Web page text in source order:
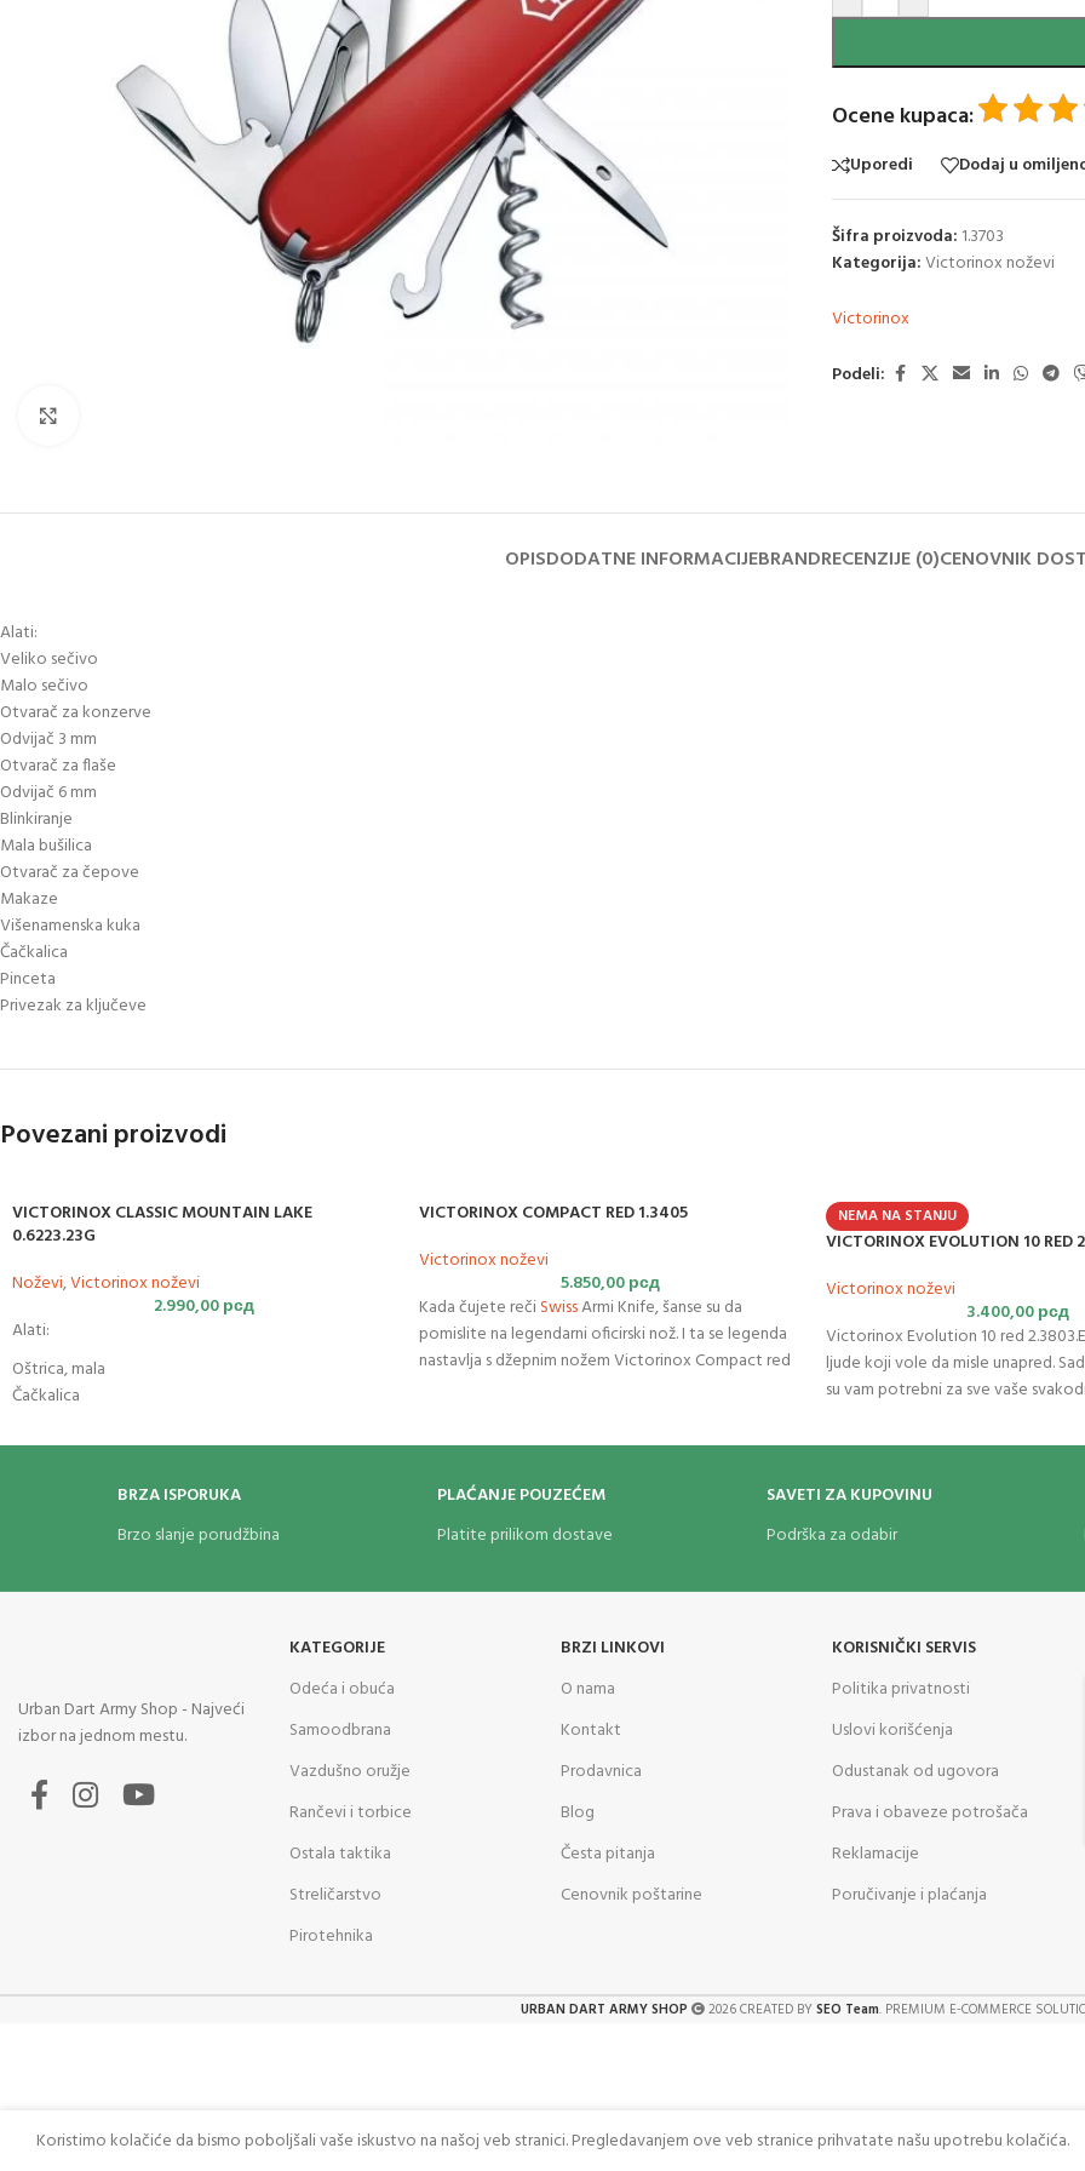
Ocene kupaca:
Uporedi Dodaj u
Šifra proizvoda: 1.3703
Kategorija:Victorinox noževi
Victorinox
Podeli:
OPISDODATNE INFORMACIJEBRANDRECENZIJE (0)CENOVNIK
Alati:
Veliko sečivo
Malo sečivo
Otvarač za konzerve
Odvijač 3 mm
Otvarač za flaše
Odvijač 6 mm
Blinkiranje
Mala bušilica
Otvarač za čepove
Makaze
Višenamenska kuka
Čačkalica
Pinceta
Privezak za ključeve
Povezani proizvodi
VICTORINOX CLASSIC MOUNTAIN LAKE
0.6223.23G
Noževi,Victorinox noževi
2.990,00рсд
Alati:
Oštrica, mala
Čačkalica
Pinceta
Odvijač 2,5 mm
Privezak za ključeve
VICTORINOX COMPACT RED 1.3405
Victorinox noževi
5.850,00рсд
Kada čujete rečiSwissArmi Knife, šanse su da
pomislite na legendarni oficirski nož. I ta se legenda
nastavlja s džepnim nožem Victorinox Compact red
NEMA NA STANJU
VICTORINOX EVOLUTION 10 RED
Victorinox noževi
3.400,00рсд
Victorinox Evolution 10 red
ljude koji vole da misle unapred.
su vam potrebni za sve vaše
koje nude povećano prianjanje i
džepu. Komad evolucije koji stane
nož napravljen u
BRZA ISPORUKA
Brzo slanje porudžbina
PLAĆANJE POUZEĆEM
Platite prilikom dostave
SAVETI ZA KUPOVINU
Podrška za odabir
Urban Dart Army Shop - Najveći
izbor na jednom mestu.
KATEGORIJE
Odeća i obuća
Samoodbrana
Vazdušno oružje
Rančevi i torbice
Ostala taktika
Streličarstvo
Pirotehnika
BRZI LINKOVI
O nama
Kontakt
Prodavnica
Blog
Česta pitanja
Cenovnik poštarine
KORISNIČKI SERVIS
Politika privatnosti
Uslovi korišćenja
Odustanak od ugovora
Prava i obaveze potrošača
Reklamacije
Poručivanje i plaćanja
URBAN DART ARMY SHOP 2026 CREATED BYSEO Team. PREMIUM E-COMMERCE
Koristimo kolačiće da bismo poboljšali vaše iskustvo na našoj veb stranici. Pregledavanjem ove veb stranice prihvatate našu upotrebu kolačića.